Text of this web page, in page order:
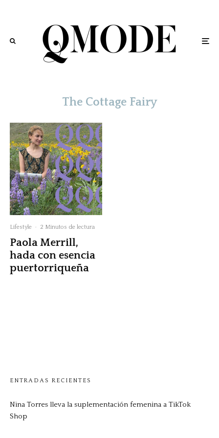
The Cottage Fairy
Lifestyle · 2 Minutos de lectura
Paola Merrill,
hada con esencia
puertorriqueña
ENTRADAS RECIENTES
Nina Torres lleva la suplementación femenina a TikTok
Shop